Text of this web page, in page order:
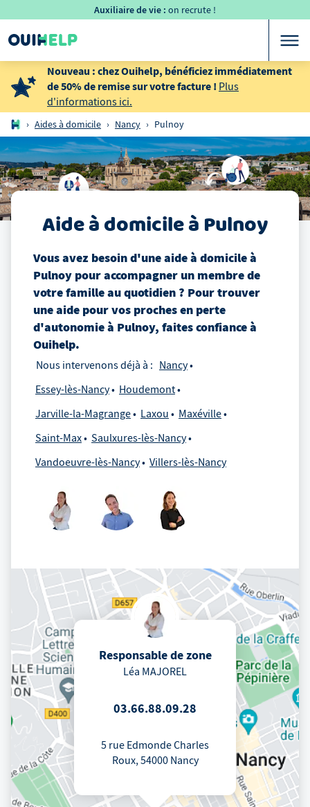
Auxiliaire de vie : on recrute !
Nouveau : chez Ouihelp, bénéficiez immédiatement
de 50% de remise sur votre facture ! Plus
d'informations ici.
› Aides à domicile › Nancy › Pulnoy
Aide à domicileàPulnoy
Vous avez besoin d'une aide à domicileà
Pulnoy pour accompagner un membre de
votre famille au quotidien ? Pour trouver
une aide pour vos proches en perte
d'autonomieà Pulnoy, faites confiance à
Ouihelp.
Nous intervenons déjà à : Nancy
Essey-lès-Nancy
Houdemont
Jarville-la-Magrange
Laxou
Maxéville
Saint-Max
Saulxures-lès-Nancy
Vandoeuvre-lès-Nancy
Villers-lès-Nancy
Responsable de zone
Léa MAJOREL
03.66.88.09.28
5 rue Edmonde Charles
Roux, 54000 Nancy